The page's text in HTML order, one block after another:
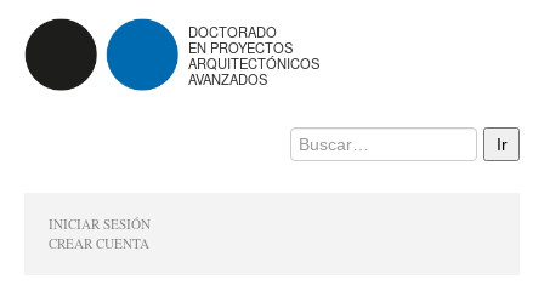
DOCTORADO
EN PROYECTOS
ARQUITECTÓNICOS
AVANZADOS
INICIAR SESIÓN
CREAR CUENTA